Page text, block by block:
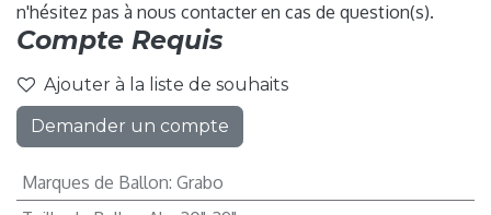
n'hésitez pas à nous contacter en cas de question(s).
Compte Requis
Ajouter à la liste de souhaits
Demander un compte
Marques de Ballon: Grabo